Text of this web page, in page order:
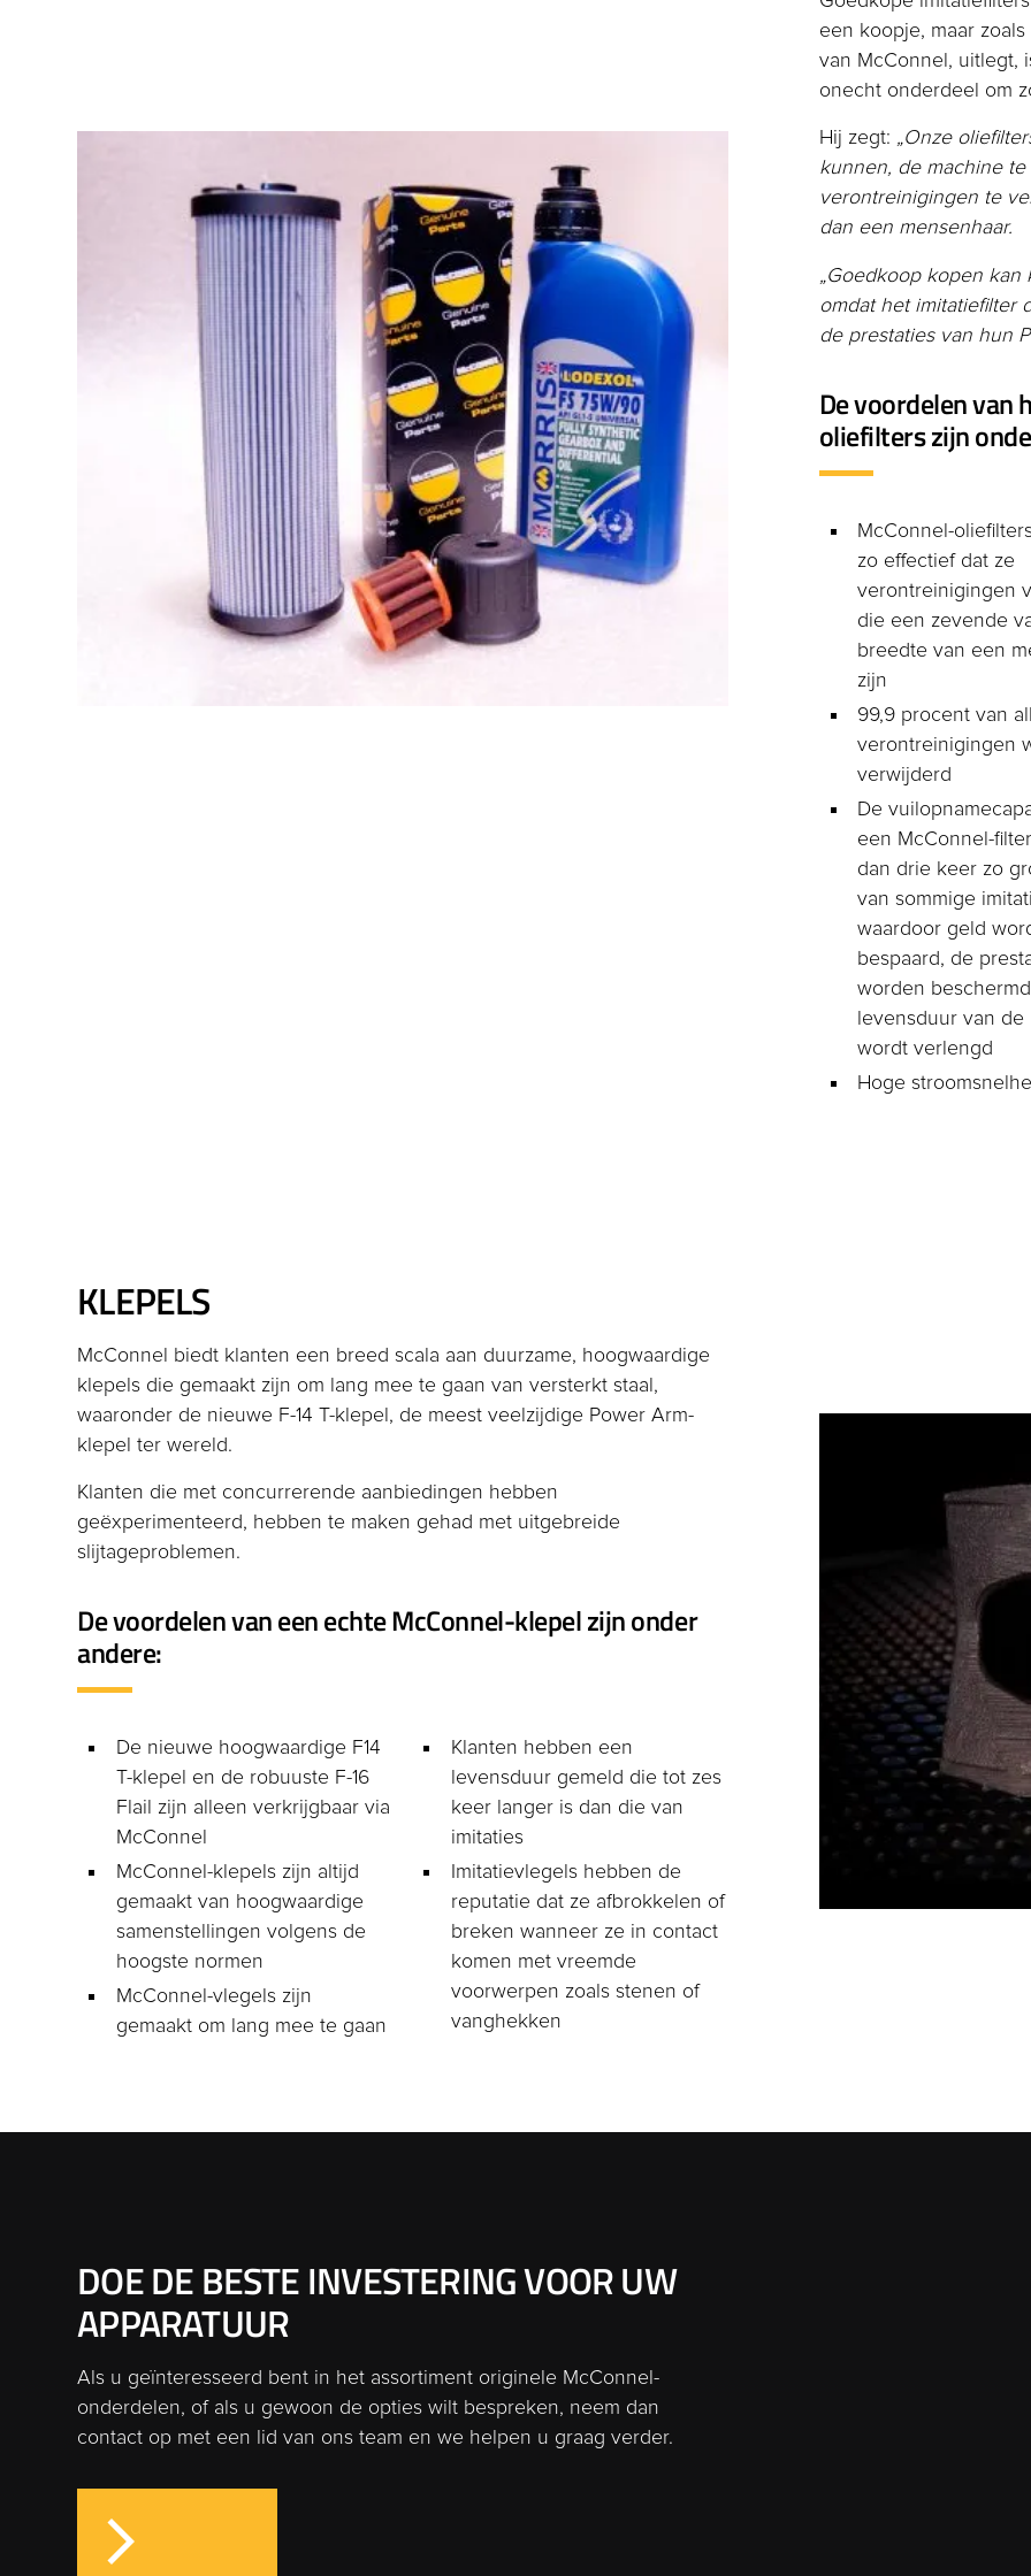
een koopje, maar
van McConnel, uitlegt,
onecht onderdeel om
Hij zegt: „Onze
kunnen, de machine
verontreinigingen te
dan een mensenhaar.
„Goedkoop kopen kan
omdat het imitatiefilter
de prestaties van hun
De voordelen van
oliefilters zijn
McConnel-
zo effectief dat ze
verontreinigingen
die een zevende
breedte van een
zijn
99,9 procent van
verontreinigingen
verwijderd
De
een McConnel-
dan drie keer zo
van sommige
waardoor geld
bespaard, de
worden
levensduur van de
wordt verlengd
Hoge
KLEPELS
McConnel biedt klanten een breed scala aan duurzame, hoogwaardige
klepels die gemaakt zijn om lang mee te gaan van versterkt staal,
waaronder de nieuwe F-14 T-klepel, de meest veelzijdige Power Arm-
klepel ter wereld.
Klanten die met concurrerende aanbiedingen hebben
geëxperimenteerd, hebben te maken gehad met uitgebreide
slijtageproblemen.
De voordelen van een echte McConnel-klepel zijn onder
andere:
De nieuwe hoogwaardige F14
T-klepel en de robuuste F-16
Flail zijn alleen verkrijgbaar via
McConnel
McConnel-klepels zijn altijd
gemaakt van hoogwaardige
samenstellingen volgens de
hoogste normen
McConnel-vlegels zijn
gemaakt om lang mee te gaan
Klanten hebben een
levensduur gemeld die tot zes
keer langer is dan die van
imitaties
Imitatievlegels hebben de
reputatie dat ze afbrokkelen of
breken wanneer ze in contact
komen met vreemde
voorwerpen zoals stenen of
vanghekken
DOE DE BESTE INVESTERING VOOR UW
APPARATUUR
Als u geïnteresseerd bent in het assortiment originele McConnel-
onderdelen, of als u gewoon de opties wilt bespreken, neem dan
contact op met een lid van ons team en we helpen u graag verder.